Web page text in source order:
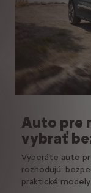
Auto pre
vybrať
Vyberáte auto
rozhodujú:
praktické